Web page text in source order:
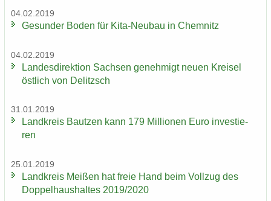
04.02.2019
Ge­sun­der Boden für Kita-​Neubau in Chem­nitz
04.02.2019
Lan­des­di­rek­ti­on Sach­sen ge­neh­migt neuen Krei­sel
öst­lich von De­litzsch
31.01.2019
Land­kreis Baut­zen kann 179 Mil­lio­nen Euro in­ves­tie­
ren
25.01.2019
Land­kreis Mei­ßen hat freie Hand beim Voll­zug des
Dop­pel­haus­hal­tes 2019/2020